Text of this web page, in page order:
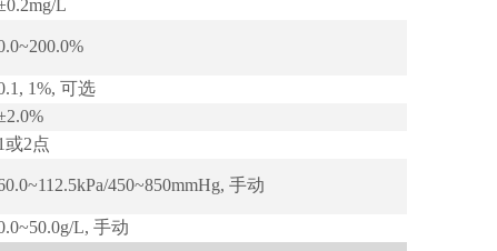
L
1%, 可选
或2点
450~850mmHg, 手动
L, 手动